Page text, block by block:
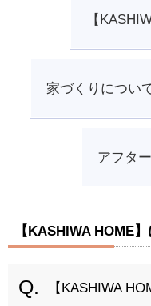
【
家づくりについ
アフタ
【KASHIWA HOME
【KASHIWA